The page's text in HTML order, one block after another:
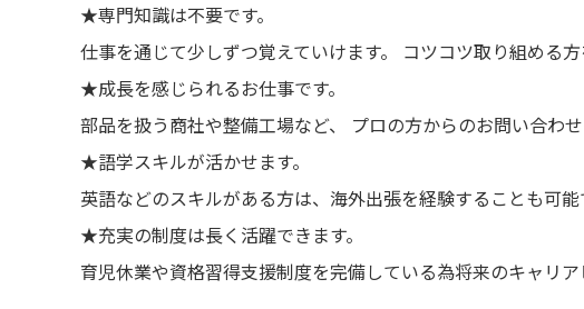
★専門知識は不要です。
仕事を通じて少しずつ覚えていけます。 コツコツ取り組める方
★成長を感じられるお仕事です。
部品を扱う商社や整備工場など、 プロの方からのお問い合わ
★語学スキルが活かせます。
英語などのスキルがある方は、海外出張を経験することも可能
★充実の制度は長く活躍できます。
育児休業や資格習得支援制度を完備している為将来のキャリア